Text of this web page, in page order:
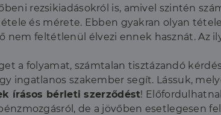
rezsikiadásokról is, amivel szintén
és mérete. Ebben gyakran olyan
nem feltétlenül élvezi ennek hasznát. Az
a folyamat, számtalan tisztázandó
ingatlanos szakember segít. Lássuk,
írásos bérleti szerződést!
de a jövőben esetlegesen